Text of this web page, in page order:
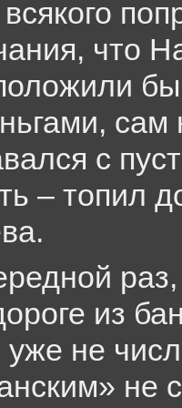
что
бы
сам
с
– топил
из
уже не
не